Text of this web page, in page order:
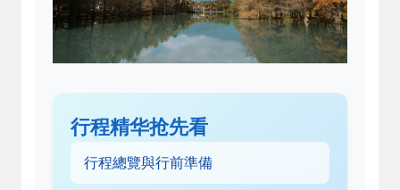
行程精华抢先看
行程總覽與行前準備